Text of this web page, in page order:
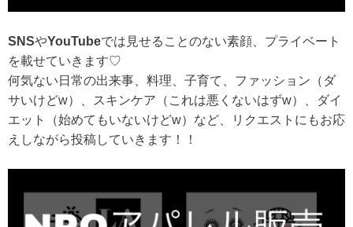
SNSやYouTubeでは見せることのない素顔、プライベート
を載せていきます♡
何気ない日常の出来事、料理、子育て、ファッション（ダ
サいけどw）、スキンケア（これは悪くないはずw）、ダイ
エット（始めてもいないけどw）など、リクエストにもお応
えしながら投稿していきます！！